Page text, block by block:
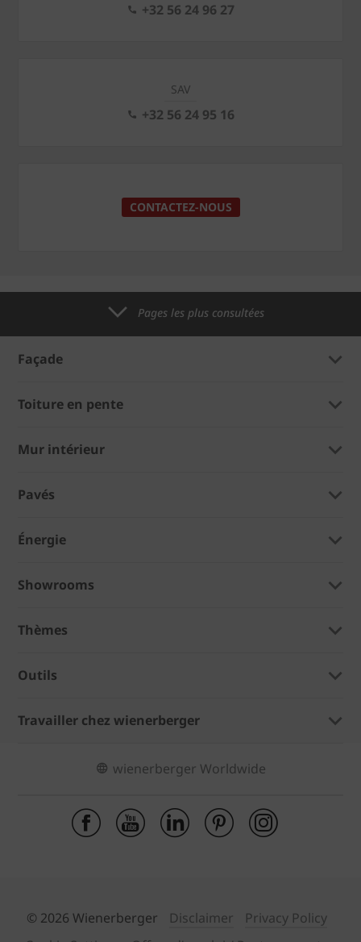
+32 56 24 96 27
SAV
+32 56 24 95 16
CONTACTEZ-NOUS
Pages les plus consultées
Façade
Toiture en pente
Mur intérieur
Pavés
Énergie
Showrooms
Thèmes
Outils
Travailler chez wienerberger
wienerberger Worldwide
© 2026 Wienerberger Disclaimer
Privacy Policy